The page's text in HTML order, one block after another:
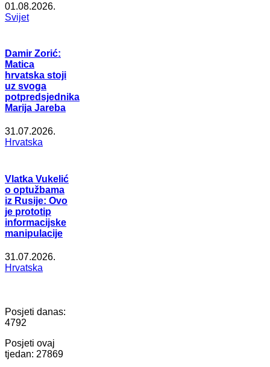
01.08.2026.
Svijet
Damir Zorić:
Matica
hrvatska stoji
uz svoga
potpredsjednika
Marija Jareba
31.07.2026.
Hrvatska
Vlatka Vukelić
o optužbama
iz Rusije: Ovo
je prototip
informacijske
manipulacije
31.07.2026.
Hrvatska
Posjeti danas:
4792
Posjeti ovaj
tjedan: 27869